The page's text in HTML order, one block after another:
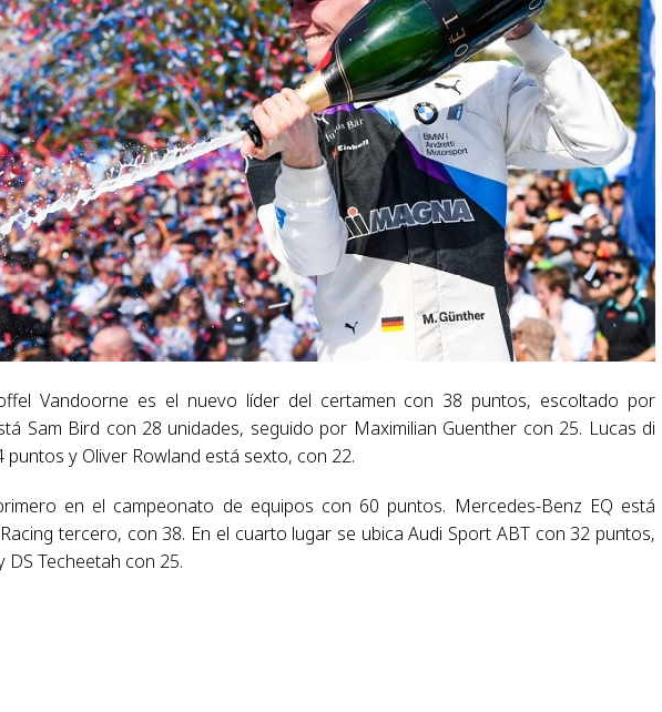
Vandoorne es el nuevo líder del certamen con 38 puntos, escoltado por
Sam Bird con 28 unidades, seguido por Maximilian Guenther con 25. Lucas di
y Oliver Rowland está sexto, con 22.
en el campeonato de equipos con 60 puntos. Mercedes-Benz EQ está
tercero, con 38. En el cuarto lugar se ubica Audi Sport ABT con 32 puntos,
DS Techeetah con 25.